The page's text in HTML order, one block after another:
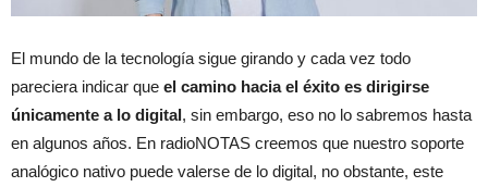
El mundo de la tecnología sigue girando y cada vez todo
pareciera indicar que el camino hacia el éxito es dirigirse
únicamente a lo digital, sin embargo, eso no lo sabremos hasta
en algunos años. En radioNOTAS creemos que nuestro soporte
analógico nativo puede valerse de lo digital, no obstante, este